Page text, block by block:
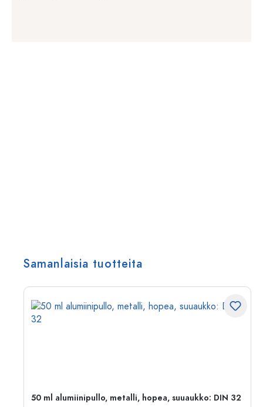
Samanlaisia tuotteita
50 ml alumiinipullo, metalli, hopea, suuaukko: DIN 32